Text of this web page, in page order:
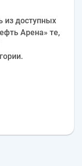
из доступных
Арена» те,